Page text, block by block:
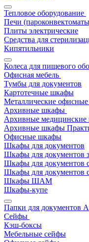
Тепловое оборудование
Печи
Плиты электрические
Средства для
Кипятильники
Колеса для пищевого
Офисная мебель
Тумбы для документов
Картотечные шкафы
Металлические
Архивные шкафы
Архивные
Архивные шкафы
Офисные шкафы
Шкафы для документов
Шкафы для документов
Шкафы для документов
Шкафы для документов
Шкафы ШАМ
Шкафы-купе
Папки для документов
Сейфы
Кэш-боксы
Мебельные сейфы